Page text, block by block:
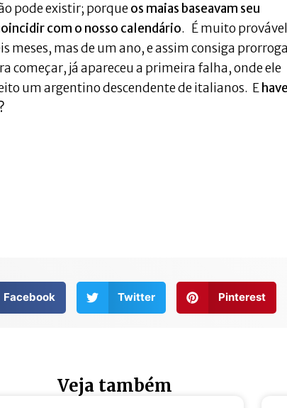
pode existir; porqueos maias baseavam seu
com o nosso calendário. É muito provável
meses, mas de um ano, e assim consiga
começar, já apareceu a primeira falha, onde ele
um argentino descendente de italianos. E
Facebook Twitter Pinterest
Veja também